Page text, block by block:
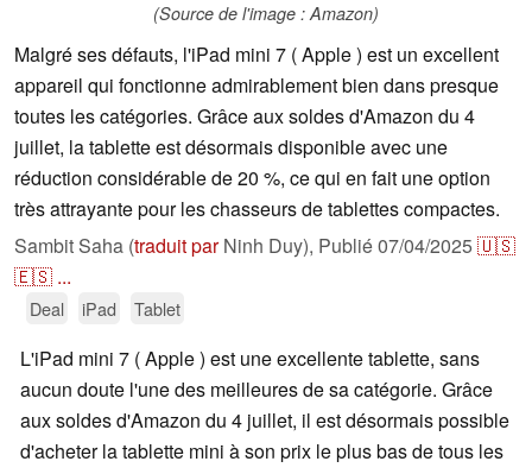
(Source de l'image : Amazon)
Malgré ses défauts, l'iPad mini 7 ( Apple ) est un excellent
appareil qui fonctionne admirablement bien dans presque
toutes les catégories. Grâce aux soldes d'Amazon du 4
juillet, la tablette est désormais disponible avec une
réduction considérable de 20 %, ce qui en fait une option
très attrayante pour les chasseurs de tablettes compactes.
Sambit Saha (traduit parNinh Duy), Publié07/04/2025🇺🇸
🇪🇸 ...
Deal iPad Tablet
L'iPad mini 7 ( Apple ) est une excellente tablette, sans
aucun doute l'une des meilleures de sa catégorie. Grâce
aux soldes d'Amazon du 4 juillet, il est désormais possible
d'acheter la tablette mini à son prix le plus bas de tous les